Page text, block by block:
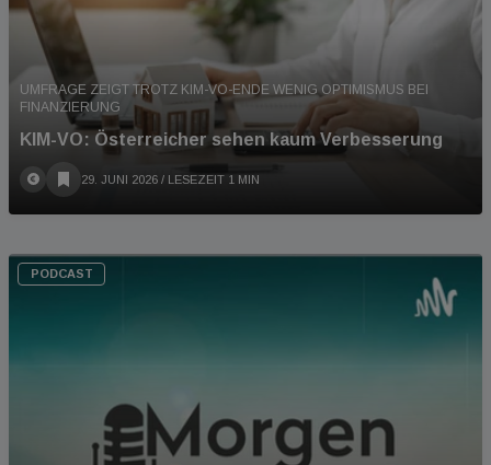
UMFRAGE ZEIGT TROTZ KIM-VO-ENDE WENIG OPTIMISMUS BEI
FINANZIERUNG
KIM-VO: Österreicher sehen kaum Verbesserung
29. JUNI 2026 / LESEZEIT 1 MIN
PODCAST